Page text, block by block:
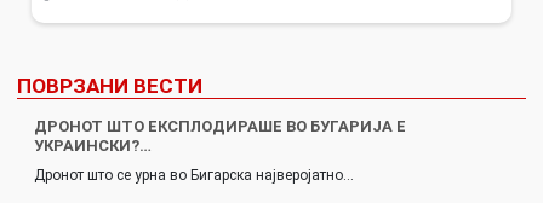
ПОВРЗАНИ ВЕСТИ
ДРОНОТ ШТО ЕКСПЛОДИРАШЕ ВО БУГАРИЈА Е
УКРАИНСКИ?…
Дронот што се урна во Бигарска најверојатно…